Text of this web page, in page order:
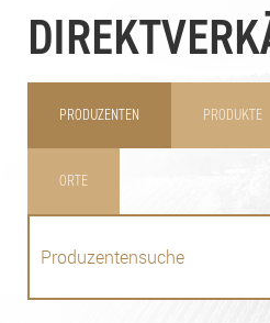
PRODUZENTEN PRODUKTE
ORTE